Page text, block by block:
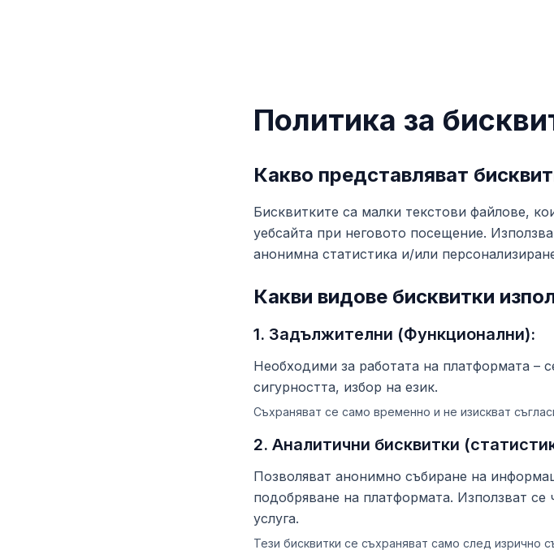
Политика за
Какво представляват
Бисквитките са малки текстови файлове,
уебсайта при неговото посещение.
анонимна статистика и/или
Какви видове бисквитки
1. Задължителни (Функционални):
Необходими за работата на платформата –
сигурността, избор на език.
Съхраняват се само временно и не изискват
2. Аналитични бисквитки
Позволяват анонимно събиране на
подобряване на платформата. Използват се
услуга.
Тези бисквитки се съхраняват само след изрично